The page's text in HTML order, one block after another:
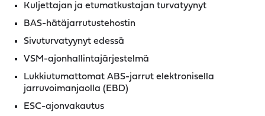
Kuljettajan ja etumatkustajan turvatyynyt
BAS-hätäjarrutustehostin
Sivuturvatyynyt edessä
VSM-ajonhallintajärjestelmä
Lukkiutumattomat ABS-jarrut elektronisella
jarruvoimanjaolla (EBD)
ESC-ajonvakautus